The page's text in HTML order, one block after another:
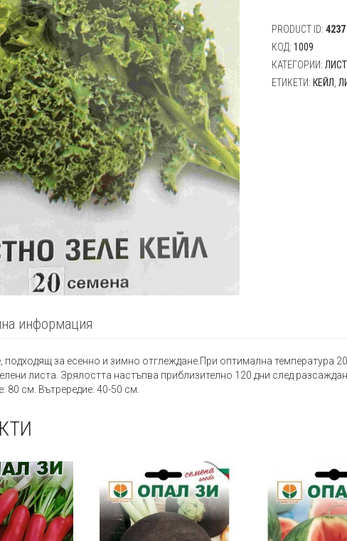
PRODUCT ID: 4237
КОД: 1009
КАТЕГОРИИ:
ЕТИКЕТИ: КЕЙЛ
информация
подходящ за есенно и зимно отглеждане.При оптимална температура
листа. Зрялостта настъпва приблизително 120 дни след
80 см. Вътрередие: 40-50 см.